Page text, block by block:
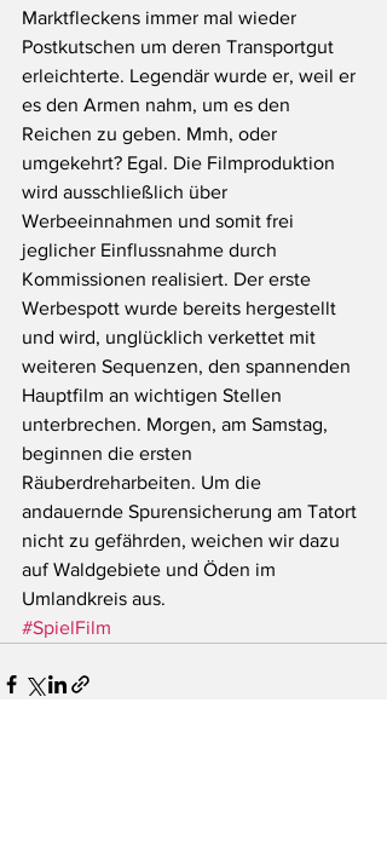
Marktfleckens immer mal wieder
Postkutschen um deren Transportgut
erleichterte. Legendär wurde er, weil er
es den Armen nahm, um es den
Reichen zu geben. Mmh, oder
umgekehrt? Egal. Die Filmproduktion
wird ausschließlich über
Werbeeinnahmen und somit frei
jeglicher Einflussnahme durch
Kommissionen realisiert. Der erste
Werbespott wurde bereits hergestellt
und wird, unglücklich verkettet mit
weiteren Sequenzen, den spannenden
Hauptfilm an wichtigen Stellen
unterbrechen. Morgen, am Samstag,
beginnen die ersten
Räuberdreharbeiten. Um die
andauernde Spurensicherung am Tatort
nicht zu gefährden, weichen wir dazu
auf Waldgebiete und Öden im
Umlandkreis aus.
#SpielFilm